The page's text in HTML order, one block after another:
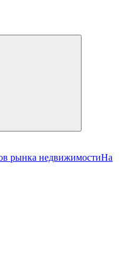
рынка недвижимостиНа